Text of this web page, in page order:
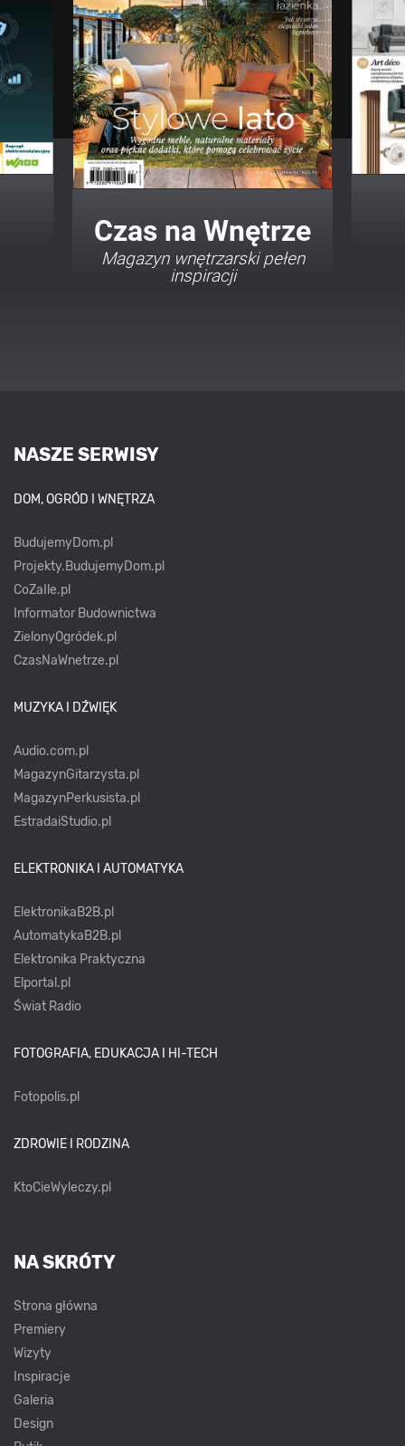
Twój Dom Twój Styl
Porady i inspiracje w
najmodniejszych stylach
NASZE SERWISY
DOM, OGRÓD I WNĘTRZA
BudujemyDom.pl
Projekty.BudujemyDom.pl
CoZaIle.pl
Informator Budownictwa
ZielonyOgródek.pl
CzasNaWnetrze.pl
MUZYKA I DŹWIĘK
Audio.com.pl
MagazynGitarzysta.pl
MagazynPerkusista.pl
EstradaiStudio.pl
ELEKTRONIKA I AUTOMATYKA
ElektronikaB2B.pl
AutomatykaB2B.pl
Elektronika Praktyczna
Elportal.pl
Świat Radio
FOTOGRAFIA, EDUKACJA I HI-TECH
Fotopolis.pl
ZDROWIE I RODZINA
KtoCieWyleczy.pl
NA SKRÓTY
Strona główna
Premiery
Wizyty
Inspiracje
Galeria
Design